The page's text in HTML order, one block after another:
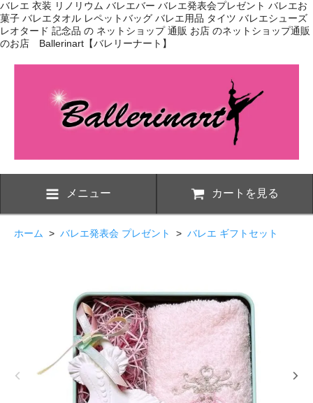
バレエ 衣装 リノリウム バレエバー バレエ発表会プレゼント バレエお
菓子 バレエタオル レペットバッグ バレエ用品 タイツ バレエシューズ
レオタード 記念品 の ネットショップ 通販 お店 のネットショップ通販
のお店 Ballerinart【バレリーナート】
メニュー カートを見る
ホーム > バレエ発表会 プレゼント > バレエ ギフトセット